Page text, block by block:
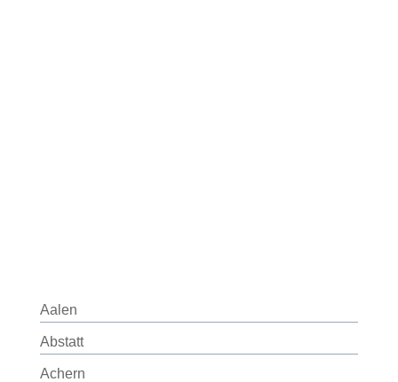
Aalen
Abstatt
Achern